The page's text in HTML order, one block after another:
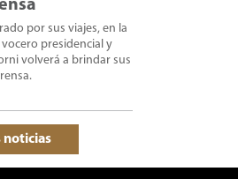
por sus viajes, en la
presidencial y
volverá a brindar sus
noticias